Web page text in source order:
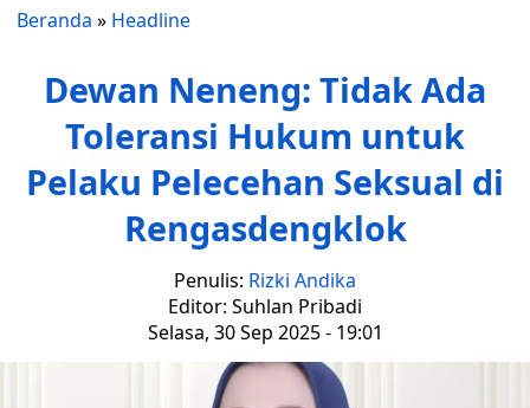
Beranda » Headline
Dewan Neneng: Tidak Ada
Toleransi Hukum untuk
Pelaku Pelecehan Seksual di
Rengasdengklok
Penulis: Rizki Andika
Editor: Suhlan Pribadi
Selasa, 30 Sep 2025 - 19:01